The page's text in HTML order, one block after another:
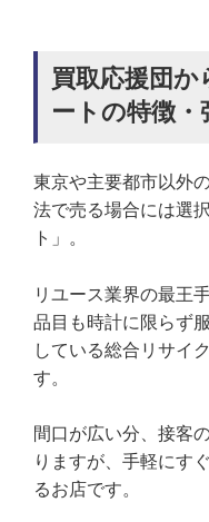
買取応援団
ートの特徴・
東京や主要都市以外
法で売る場合には選
ト」。
リユース業界の最王
品目も時計に限らず
している総合リサイ
す。
間口が広い分、接客
りますが、手軽にす
るお店です。